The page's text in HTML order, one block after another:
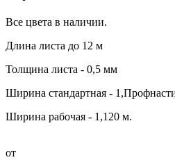
Все цвета в наличии.
Длина листа до 12 м
Толщина листа - 0,5 мм
Ширина стандартная -
Ширина рабочая - 1,120 м.
от